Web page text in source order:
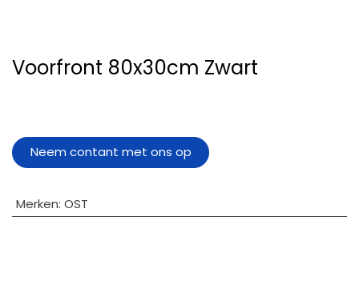
Voorfront 80x30cm Zwart
Neem contant met ons op
Merken: OST